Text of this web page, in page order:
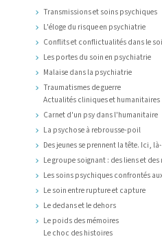
Transmissions et soins psychiques
L'éloge du risque en psychiatrie
Conflits et conflictualités dans le
Les portes du soin en psychiatrie
Malaise dans la psychiatrie
Traumatismes de guerre
Actualités cliniques et humanitaires
Carnet d'un psy dans l'humanitaire
La psychose à rebrousse-poil
Des jeunes se prennent la tête. Ici,
Le groupe soignant : des liens et des
Les soins psychiques confrontés
Le soin entre rupture et capture
Le dedans et le dehors
Le poids des mémoires
Le choc des histoires